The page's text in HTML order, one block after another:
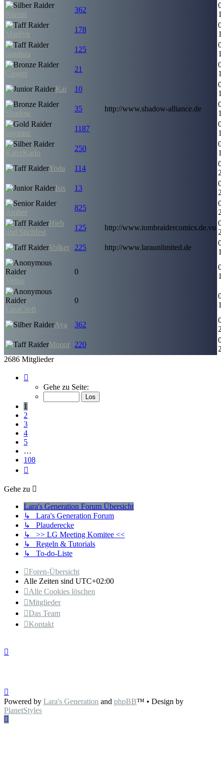
Rümpi
362
Marilyn
178
pandora
125
Ginger
21
Kai
10
Shadow
35 http://www.shadow-alliance.de
enymisc
1187
KaterKarlo
250
Yoda
114
Isis
13
Amber
825
Hieb
und Stichfest
125 http://www.tombraidercomics.de.vu
Volker
225 http://www.laraunlimited.de
Venus
0
LaraCroft
0
Aya 362
Monor 220
2686 Mitglieder
von
Gehe zu Seite:
1
2
3
4
5
…
108
Gehe zu
Lara's Generation Forum Übersicht
↳ Lara's Generation Forum
↳ Plauderecke
↳ >> LG Meeting Komitee <<
↳ Regeln & Tutorials
↳ To-do-Liste
Foren-Übersicht
Alle Zeiten sind UTC+02:00
Alle Cookies löschen
Mitglieder
Das Team
Kontakt
Powered by Lara's Generation and phpBB™ • Design by
PlanetStyles